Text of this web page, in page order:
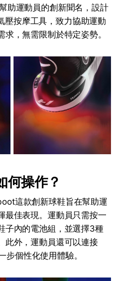
助運動員的創新聞名，設計
按摩工具，致力協助運動
求，無需限制於特定姿勢。
操作？
這款創新球鞋旨在幫助運
最佳表現。運動員只需按一
子內的電池組，並選擇3種
此外，運動員還可以連接
步個性化使用體驗。